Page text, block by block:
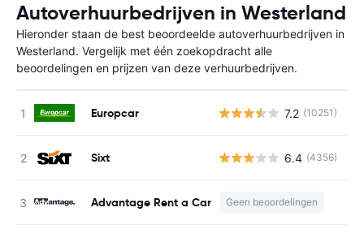
Autoverhuurbedrijven in Westerland
Hieronder staan de best beoordeelde autoverhuurbedrijven in
Westerland. Vergelijk met één zoekopdracht alle
beoordelingen en prijzen van deze verhuurbedrijven.
Europcar 7.2 (10251)
Sixt 6.4 (4356)
Advantage Rent a Car Geen beoordelingen